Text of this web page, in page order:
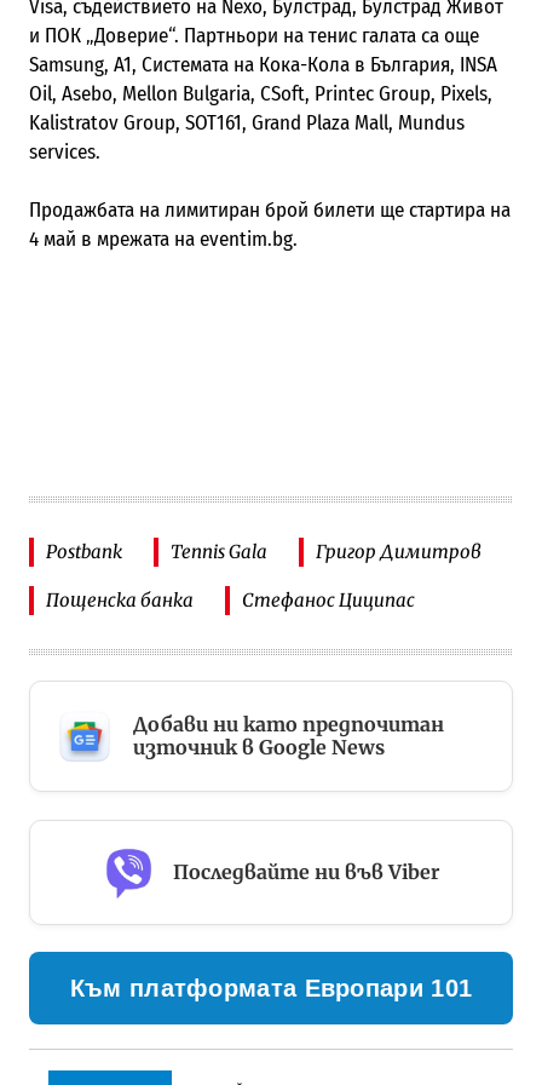
Visa, съдействието на Nexo, Булстрад, Булстрад Живот
и ПОК „Доверие“. Партньори на тенис галата са още
Samsung, A1, Системата на Кока-Кола в България, INSA
Oil, Asebo, Mellon Bulgaria, CSoft, Printec Group, Pixels,
Kalistratov Group, SOT161, Grand Plaza Mall, Mundus
services.
Продажбата на лимитиран брой билети ще стартира на
4 май в мрежата на eventim.bg.
Postbank Tennis Gala Григор Димитров
Пощенска банка Стефанос Циципас
Добави ни като предпочитан
източник в Google News
Последвайте ни във Viber
Към платформата Европари 101